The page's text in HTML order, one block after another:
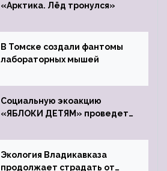
«Арктика. Лёд тронулся»
В Томске создали фантомы
лабораторных мышей
Социальную экоакцию
«ЯБЛОКИ ДЕТЯМ» проведет
Экология Владикавказа
продолжает страдать от